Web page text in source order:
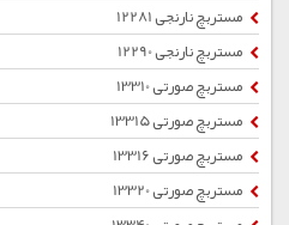
مستربچ نارنجی 12281
مستربچ نارنجی 12290
مستربچ صورتی 13310
مستربچ صورتی 13315
مستربچ صورتی 13316
مستربچ صورتی 13320